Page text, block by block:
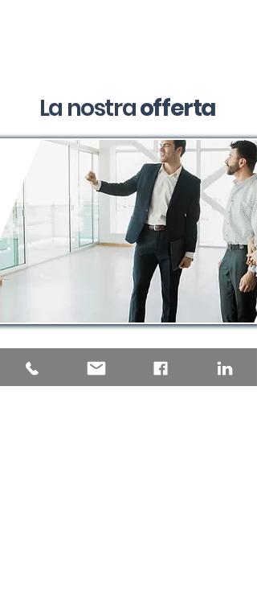
La nostraofferta
Una consulenza tecnica
progettata su misura per il tuo